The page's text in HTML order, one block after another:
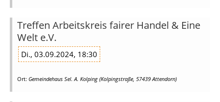
Treffen Arbeitskreis fairer Handel & Eine
Welt e.V.
Di., 03.09.2024, 18:30
Ort: Gemeindehaus Sel. A. Kolping (Kolpingstraße, 57439 Attendorn)